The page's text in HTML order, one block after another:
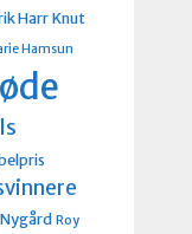
Harr Knut
Hamsun
Roy